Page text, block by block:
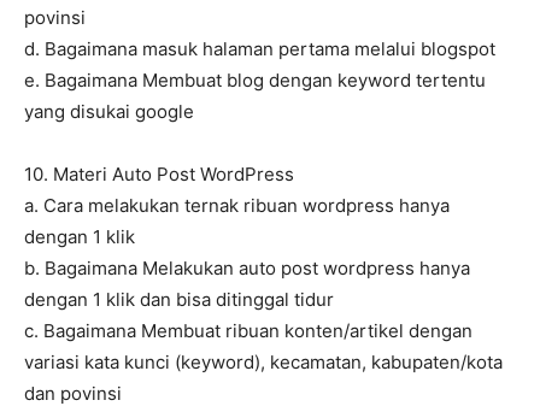
povinsi
d. Bagaimana masuk halaman pertama melalui blogspot
e. Bagaimana Membuat blog dengan keyword tertentu
yang disukai google
10. Materi Auto Post WordPress
a. Cara melakukan ternak ribuan wordpress hanya
dengan 1 klik
b. Bagaimana Melakukan auto post wordpress hanya
dengan 1 klik dan bisa ditinggal tidur
c. Bagaimana Membuat ribuan konten/artikel dengan
variasi kata kunci (keyword), kecamatan, kabupaten/kota
dan povinsi